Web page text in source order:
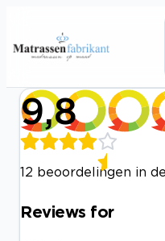
9,8
12 beoordelingen in
Reviews for